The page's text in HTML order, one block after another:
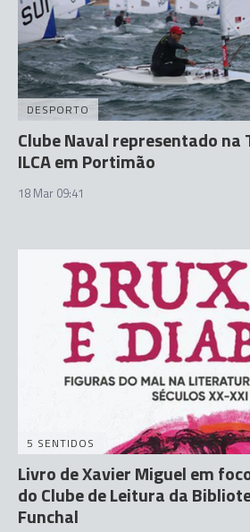
DESPORTO
Clube Naval representado na
ILCA em Portimão
18 Mar 09:41
5 SENTIDOS
Livro de Xavier Miguel em
do Clube de Leitura da
Funchal